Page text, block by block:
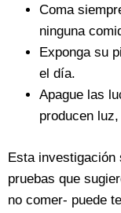
Coma
ninguna
Exponga su
el día.
Apague las
producen
Esta investigación
pruebas que
no comer- puede